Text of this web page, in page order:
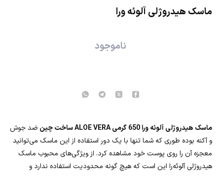
ماسک هیدروژلی آلوئه ورا
ناموجود
ماسک هیدروژلی آلوئه ورا 650 گرمی ALOE VERA ساخت چین
ضد جوش
و آکنه بوده طوری که شما تنها با یک دور استفاده از این ماسک می‌توانید
معجزه آن را روی پوست خود مشاهده کرد. از ویژگی‌های محبوب ماسک
هیدروژلی آلوئه‌را این است که هیچ گونه محدودیت استفاده ندارد و